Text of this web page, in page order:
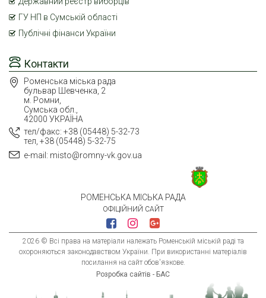
РОМЕНСЬКА МІСЬКА РАДА
ОФІЦІЙНИЙ САЙТ
2026 © Всі права на матеріали належать Роменській міській раді та
охороняються законодавством України. При використанні матеріалів
посилання на сайт обов'язкове.
Розробка сайтів - БАС
Контакти
Роменська міська рада
бульвар Шевченка, 2
м. Ромни,
Сумська обл.,
42000 УКРАЇНА
тел/факс: +38 (05448) 5-32-73
тел, +38 (05448) 5-32-75
e-mail: misto@romny-vk.gov.ua
ГУ НП в Сумській області
Публічні фінанси України